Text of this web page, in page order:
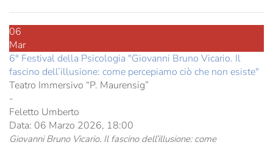
06
Mar
6° Festival della Psicologia "Giovanni Bruno Vicario. Il
fascino dell’illusione: come percepiamo ciò che non esiste"
Teatro Immersivo “P. Maurensig”
-
Feletto Umberto
Data: 06 Marzo 2026, 18:00
Giovanni Bruno Vicario. Il fascino dell’illusione: come